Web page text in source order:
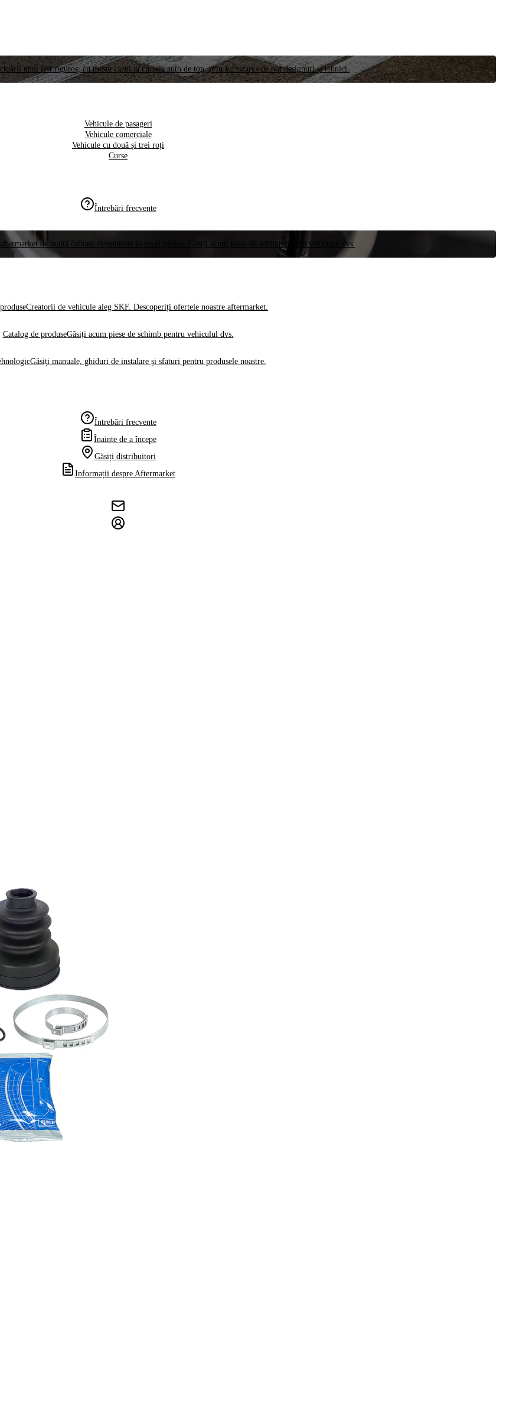
unui test riguros, cu meste cazul la cursele auto de top, prin furnizarea de noi designuri și tehnici.
Vehicule de pasageri
Vehicule comerciale
Vehicule cu două și trei roți
Curse
Întrebări frecvente
de înaltă calitate disponibile la nivel global. Găsiți acum piese de schimb pentru vehiculul dvs.
Creatorii de vehicule aleg SKF. Descoperiți ofertele noastre aftermarket.
Catalog de produseGăsiți acum piese de schimb pentru vehiculul dvs.
Găsiți manuale, ghiduri de instalare și sfaturi pentru produsele noastre.
Întrebări frecvente
Înainte de a începe
Găsiți distribuitori
Informații despre Aftermarket